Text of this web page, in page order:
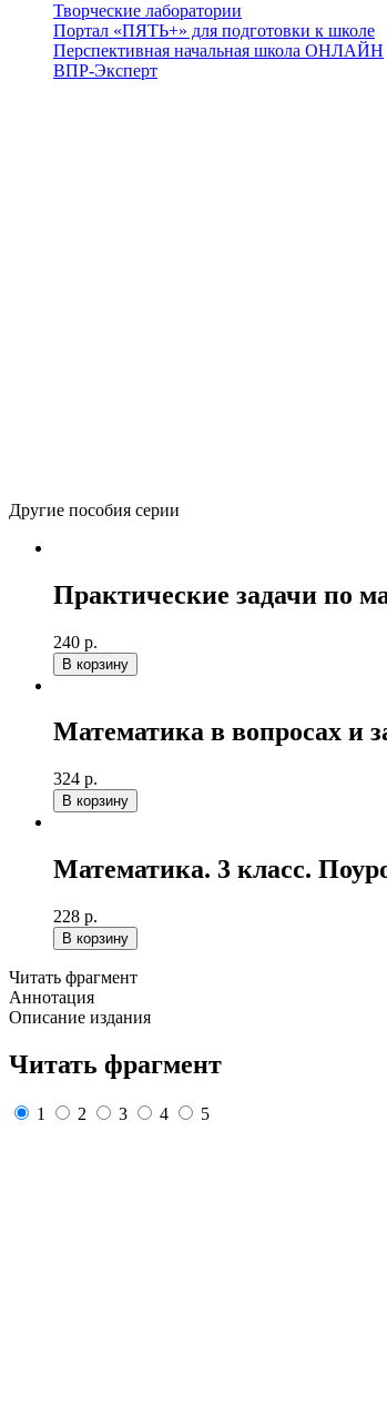
Творческие лаборатории
Портал «ПЯТЬ+» для подготовки к школе
Перспективная начальная школа ОНЛАЙН
ВПР-Эксперт
Другие пособия серии
Практические задачи по
240 р.
В корзину
Математика в вопросах и
324 р.
В корзину
Математика. 3 класс.
228 р.
В корзину
Читать фрагмент
Аннотация
Описание издания
Читать фрагмент
1 2 3 4 5